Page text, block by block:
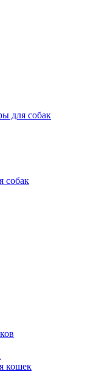
для собак
собак
кошек